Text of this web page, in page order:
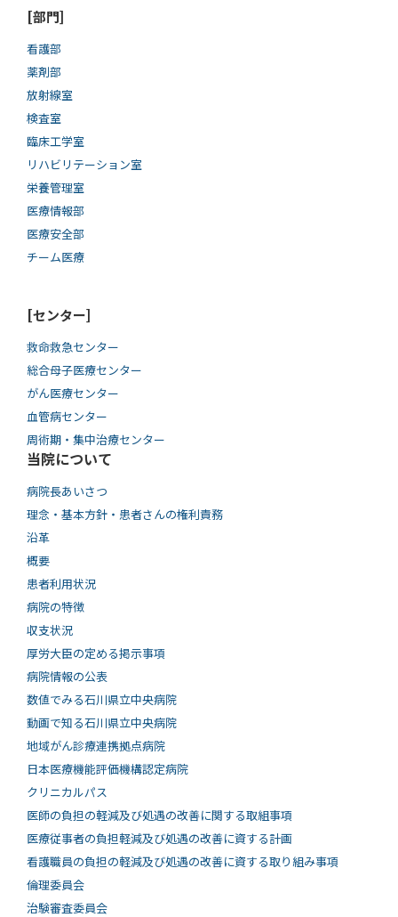
[部門]
看護部
薬剤部
放射線室
検査室
臨床工学室
リハビリテーション室
栄養管理室
医療情報部
医療安全部
チーム医療
[センター]
救命救急センター
総合母子医療センター
がん医療センター
血管病センター
周術期・集中治療センター
当院について
病院長あいさつ
理念・基本方針・患者さんの権利責務
沿革
概要
患者利用状況
病院の特徴
収支状況
厚労大臣の定める掲示事項
病院情報の公表
数値でみる石川県立中央病院
動画で知る⽯川県⽴中央病院
地域がん診療連携拠点病院
日本医療機能評価機構認定病院
クリニカルパス
医師の負担の軽減及び処遇の改善に関する取組事項
医療従事者の負担軽減及び処遇の改善に資する計画
看護職員の負担の軽減及び処遇の改善に資する取り組み事項
倫理委員会
治験審査委員会